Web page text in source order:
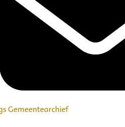
Gemeentearchief